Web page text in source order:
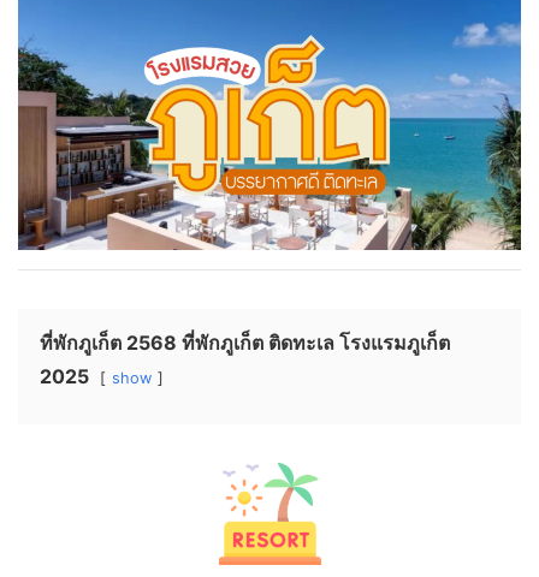
ที่พักภูเก็ต 2568 ที่พักภูเก็ต ติดทะเล โรงแรมภูเก็ต
2025
show